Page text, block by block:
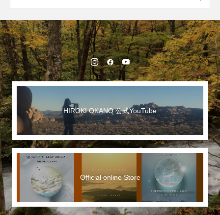
HIROKI OKANO 公式YouTube
Official online Store